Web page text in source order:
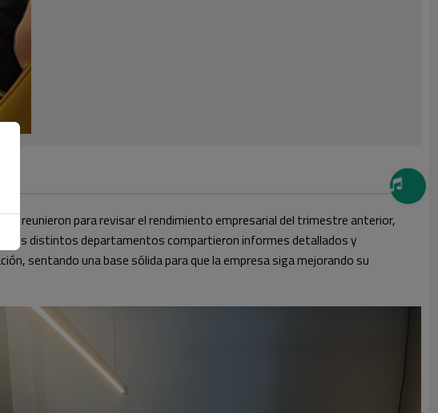
reunieron para revisar el rendimiento empresarial del trimestre anterior,
los distintos departamentos compartieron informes detallados y
sentando una base sólida para que la empresa siga mejorando su